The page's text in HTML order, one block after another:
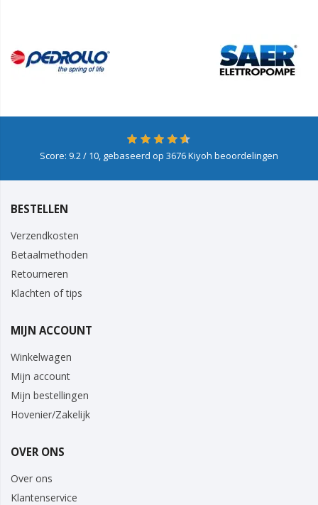
Score: 9.2/ 10, gebaseerd op 3676Kiyoh beoordelingen
BESTELLEN
Verzendkosten
Betaalmethoden
Retourneren
Klachten of tips
MIJN ACCOUNT
Winkelwagen
Mijn account
Mijn bestellingen
Hovenier/Zakelijk
OVER ONS
Over ons
Klantenservice